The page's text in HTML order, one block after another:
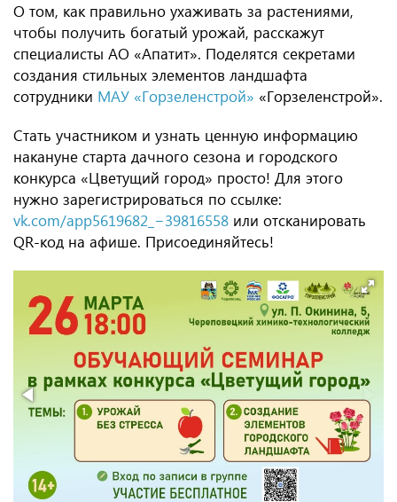
О том, как правильно ухаживать за растениями,
чтобы получить богатый урожай, расскажут
специалисты АО «Апатит». Поделятся секретами
создания стильных элементов ландшафта
сотрудники МАУ «Горзеленстрой» «Горзеленстрой».
Стать участником и узнать ценную информацию
накануне старта дачного сезона и городского
конкурса «Цветущий город» просто! Для этого
нужно зарегистрироваться по ссылке:
vk.com/app5619682_−39816558 или отсканировать
QR-код на афише. Присоединяйтесь!